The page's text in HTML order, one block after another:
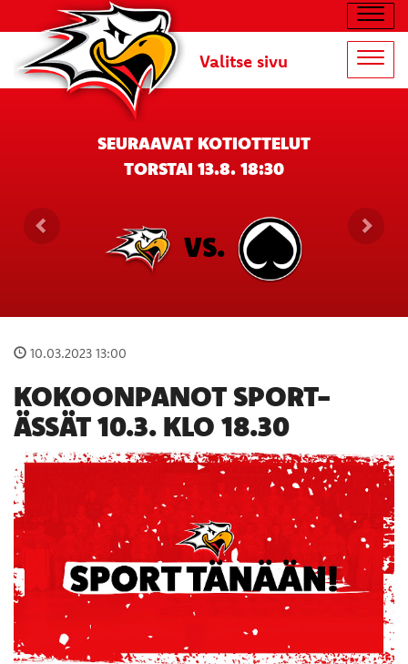
Valitse sivu
SEURAAVAT KOTIOTTELUT
TORSTAI 13.8. 18:30
VS.
10.03.2023 13:00
KOKOONPANOT SPORT-
ÄSSÄT 10.3. KLO 18.30